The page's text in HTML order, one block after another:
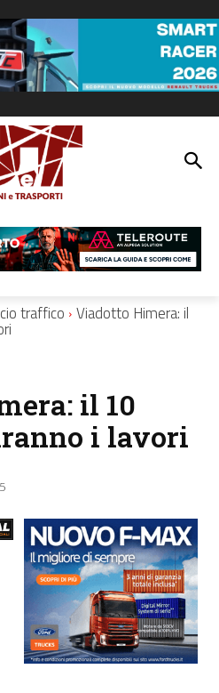
traffico Viadotto Himera: il
il 10
i lavori